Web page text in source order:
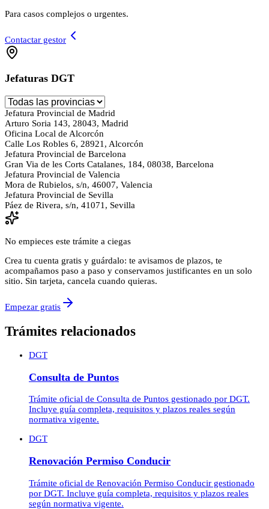
Para casos complejos o urgentes.
Contactar gestor
Jefaturas DGT
Jefatura Provincial de Madrid
Arturo Soria 143, 28043, Madrid
Oficina Local de Alcorcón
Calle Los Robles 6, 28921, Alcorcón
Jefatura Provincial de Barcelona
Gran Via de les Corts Catalanes, 184, 08038, Barcelona
Jefatura Provincial de Valencia
Mora de Rubielos, s/n, 46007, Valencia
Jefatura Provincial de Sevilla
Páez de Rivera, s/n, 41071, Sevilla
No empieces este trámite a ciegas
Crea tu cuenta gratis y guárdalo: te avisamos de plazos, te
acompañamos paso a paso y conservamos justificantes en un solo
sitio. Sin tarjeta, cancela cuando quieras.
Empezar gratis
Trámites relacionados
DGT
Consulta de Puntos
Trámite oficial de Consulta de Puntos gestionado por DGT.
Incluye guía completa, requisitos y plazos reales según
normativa vigente.
DGT
Renovación Permiso Conducir
Trámite oficial de Renovación Permiso Conducir gestionado
por DGT. Incluye guía completa, requisitos y plazos reales
según normativa vigente.